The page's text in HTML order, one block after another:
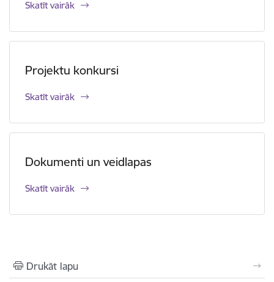
Skatīt vairāk
Projektu konkursi
Skatīt vairāk
Dokumenti un veidlapas
Skatīt vairāk
Drukāt lapu